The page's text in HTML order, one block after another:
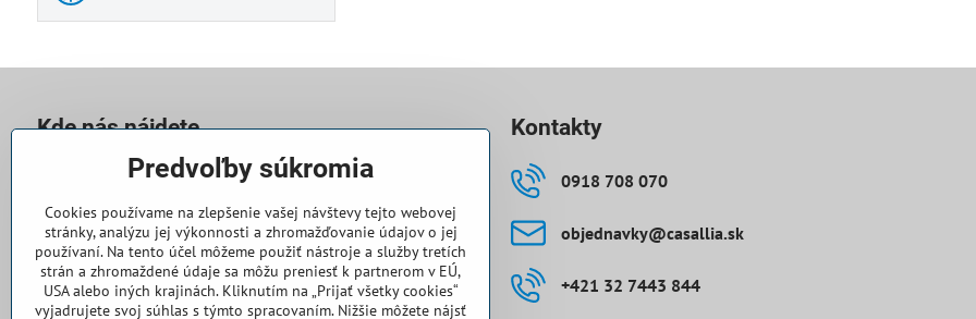
Kde nás nájdete
Casallia Slovakia s​.r​.o​.
91101 Trenčín
PO - PIA 8:00 - 14:30
Kontakty
0918 708 070
objednavky​@casallia​.sk
+421 32 7443 844
Predvoľby súkromia
Cookies používame na zlepšenie vašej návštevy tejto webovej
stránky, analýzu jej výkonnosti a zhromažďovanie údajov o jej
používaní. Na tento účel môžeme použiť nástroje a služby tretích
strán a zhromaždené údaje sa môžu preniesť k partnerom v EÚ,
USA alebo iných krajinách. Kliknutím na „Prijať všetky cookies“
vyjadrujete svoj súhlas s týmto spracovaním. Nižšie môžete nájsť